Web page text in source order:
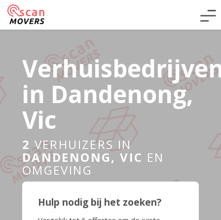
in Dandenong,
Vic
2 VERHUIZERS IN
DANDENONG, VIC EN
OMGEVING
Hulp nodig bij het zoeken?